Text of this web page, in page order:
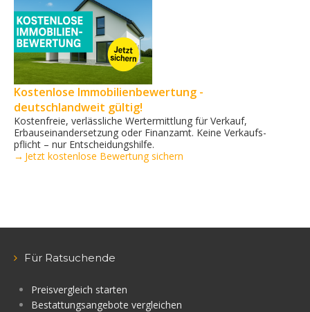
Kostenlose Immobilienbewertung -
deutschlandweit gültig!
Kostenfreie, verlässliche Wertermittlung für Verkauf,
Erbauseinandersetzung oder Finanzamt. Keine Verkaufs­
pflicht – nur Entscheidungshilfe.
→ Jetzt kostenlose Bewertung sichern
Für Ratsuchende
Preisvergleich starten
Bestattungsangebote vergleichen